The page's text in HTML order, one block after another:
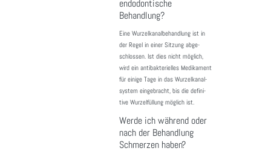
endodontische
Behandlung?
Eine Wurzel­ka­nal­be­hand­lung ist in
der Regel in einer Sitzung abge­
schlossen. Ist dies nicht möglich,
wird ein anti­bak­te­ri­elles Medi­ka­ment
für einige Tage in das Wurzel­ka­nal­
system einge­bracht, bis die defi­ni­
tive Wurzel­fül­lung möglich ist.
Werde ich während oder
nach der Behandlung
Schmerzen haben?